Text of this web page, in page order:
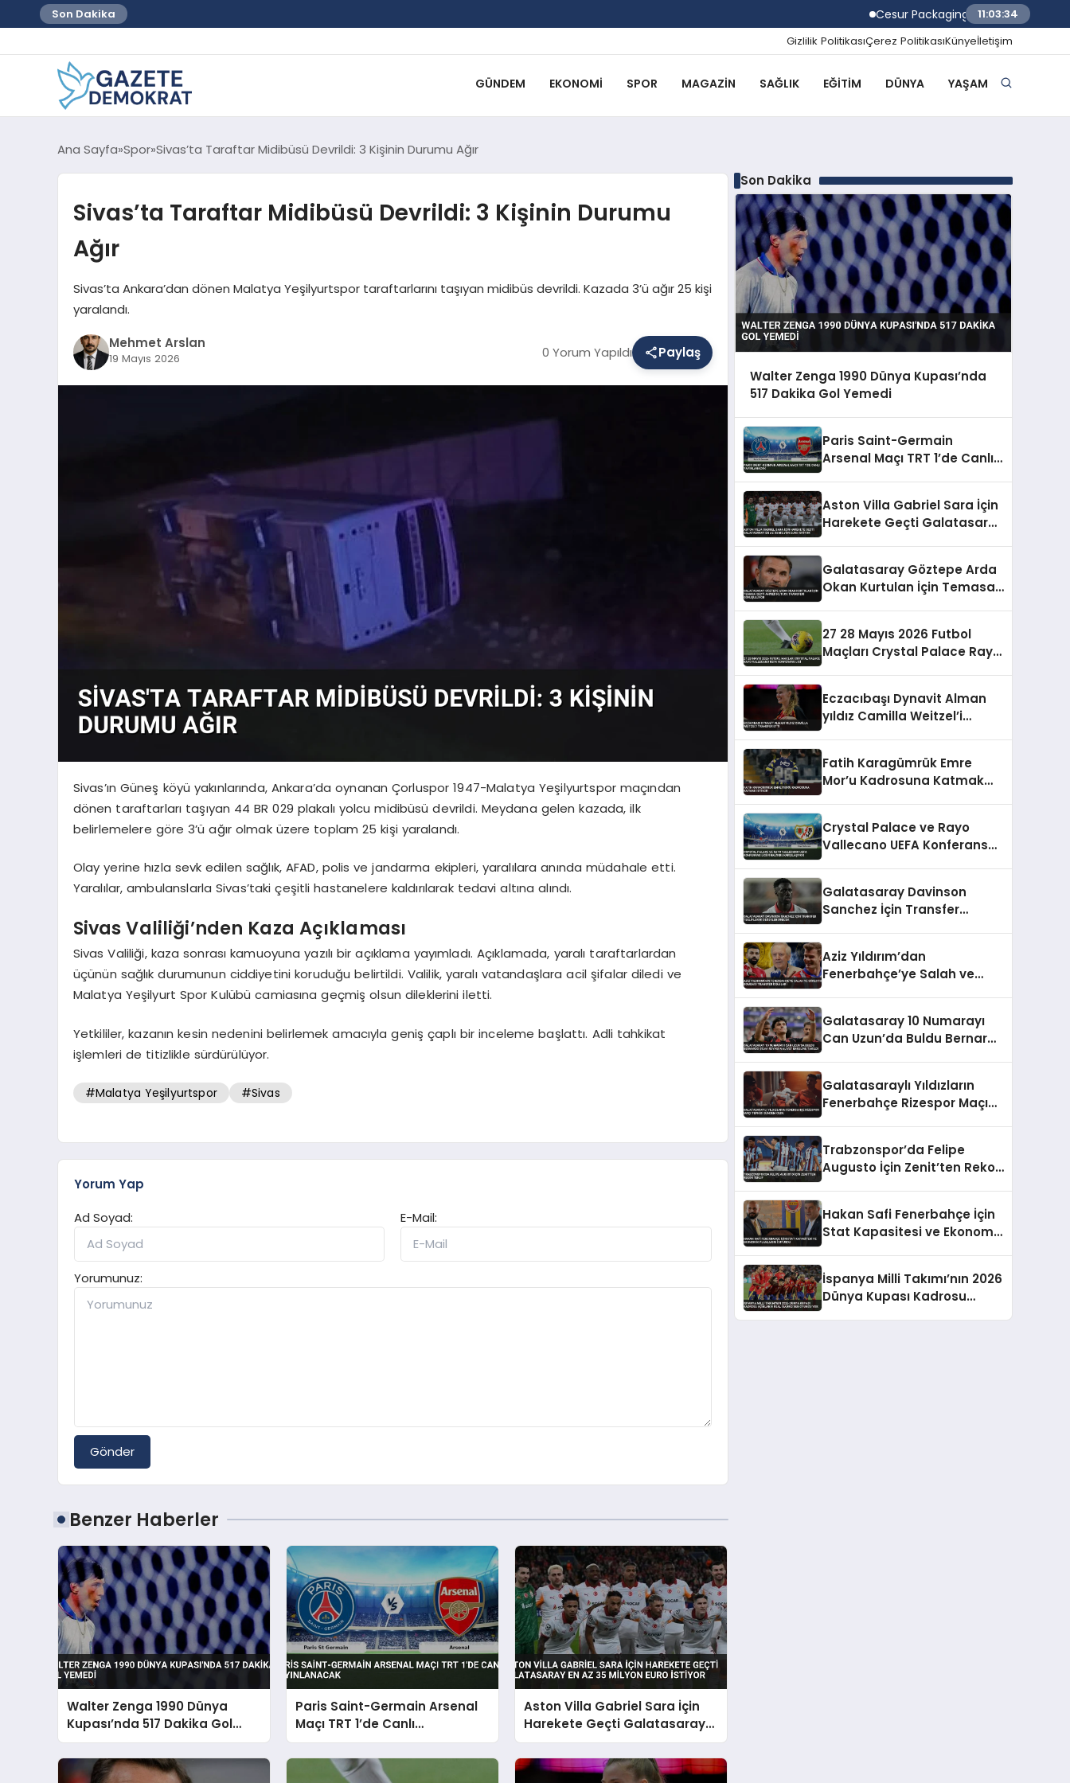
Son Dakika Cesur Packaging, Mısır’daki Üretim
11:03:35
Gizlilik PolitikasıÇerez PolitikasıKünyeİletişim
GÜNDEM EKONOMI SPOR MAGAZIN SAĞLIK EĞITIM DÜNYA YAŞAM
Ana Sayfa Spor Sivas’ta Taraftar Midibüsü Devrildi: 3 Kişinin Durumu Ağır
Sivas’ta Taraftar Midibüsü Devrildi: 3 Kişinin Durumu
Ağır
Sivas’ta Ankara’dan dönen Malatya Yeşilyurtspor taraftarlarını taşıyan midibüs devrildi. Kazada 3’ü ağır 25 kişi
yaralandı.
Mehmet Arslan
19 Mayıs 2026 0 Yorum Yapıldı Paylaş
Sivas’ın Güneş köyü yakınlarında, Ankara’da oynanan Çorluspor 1947-Malatya Yeşilyurtspor maçından
dönen taraftarları taşıyan 44 BR 029 plakalı yolcu midibüsü devrildi. Meydana gelen kazada, ilk
belirlemelere göre 3’ü ağır olmak üzere toplam 25 kişi yaralandı.
Olay yerine hızla sevk edilen sağlık, AFAD, polis ve jandarma ekipleri, yaralılara anında müdahale etti.
Yaralılar, ambulanslarla Sivas’taki çeşitli hastanelere kaldırılarak tedavi altına alındı.
Sivas Valiliği’nden Kaza Açıklaması
Sivas Valiliği, kaza sonrası kamuoyuna yazılı bir açıklama yayımladı. Açıklamada, yaralı taraftarlardan
üçünün sağlık durumunun ciddiyetini koruduğu belirtildi. Valilik, yaralı vatandaşlara acil şifalar diledi ve
Malatya Yeşilyurt Spor Kulübü camiasına geçmiş olsun dileklerini iletti.
Yetkililer, kazanın kesin nedenini belirlemek amacıyla geniş çaplı bir inceleme başlattı. Adli tahkikat
işlemleri de titizlikle sürdürülüyor.
#Malatya Yeşilyurtspor #Sivas
Yorum Yap
Ad Soyad:
E-Mail:
Yorumunuz:
Gönder
Benzer Haberler
Walter Zenga 1990 Dünya
Kupası’nda 517 Dakika Gol
Yemedi
Paris Saint-Germain Arsenal
Maçı TRT 1’de Canlı
Yayınlanacak
Aston Villa Gabriel Sara İçin
Harekete Geçti Galatasaray
En Az 35 Milyon Euro İstiyor
Son Dakika
Walter Zenga 1990 Dünya Kupası’nda
517 Dakika Gol Yemedi
Paris Saint-Germain
Arsenal Maçı TRT 1’de Canlı
Aston Villa Gabriel Sara İçin
Harekete Geçti Galatasaray
Galatasaray Göztepe Arda
Okan Kurtulan İçin Temasa
27 28 Mayıs 2026 Futbol
Maçları Crystal Palace Rayo
Eczacıbaşı Dynavit Alman
yıldız Camilla Weitzel’i
Fatih Karagümrük Emre
Mor’u Kadrosuna Katmak
Crystal Palace ve Rayo
Vallecano UEFA Konferans
Galatasaray Davinson
Sanchez İçin Transfer
Aziz Yıldırım’dan
Fenerbahçe’ye Salah ve
Galatasaray 10 Numarayı
Can Uzun’da Buldu Bernardo
Galatasaraylı Yıldızların
Fenerbahçe Rizespor Maçı
Trabzonspor’da Felipe
Augusto İçin Zenit’ten Rekor
Hakan Safi Fenerbahçe İçin
Stat Kapasitesi ve Ekonomik
İspanya Milli Takımı’nın 2026
Dünya Kupası Kadrosu